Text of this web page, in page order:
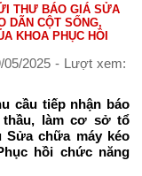
THƯ BÁO GIÁ SỬA
DÃN CỘT SỐNG,
KHOA PHỤC HỒI
05/2025 - Lượt xem:
cầu tiếp nhận báo
thầu, làm cơ sở tổ
chữa máy kéo
hồi chức năng